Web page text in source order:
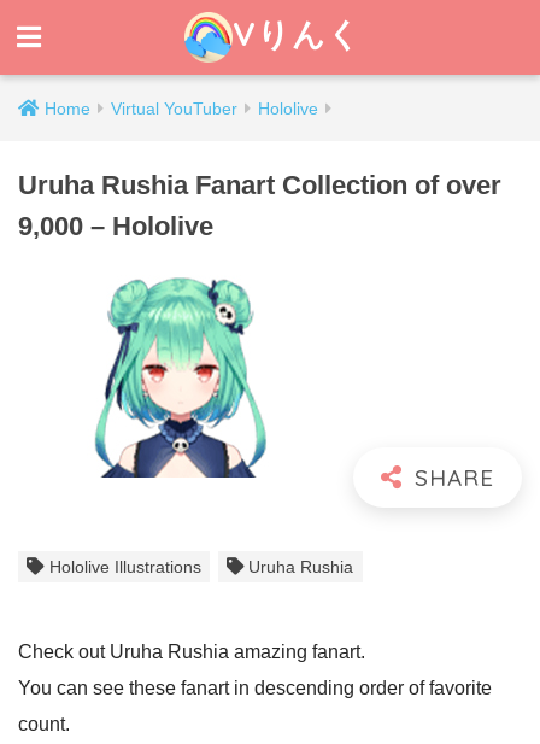
Vりんく
Home Virtual YouTuber Hololive
Uruha Rushia Fanart Collection of over
9,000 – Hololive
Hololive Illustrations Uruha Rushia
Check out Uruha Rushia amazing fanart.
You can see these fanart in descending order of favorite
count.